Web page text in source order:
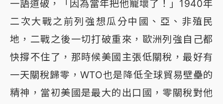
一語道破，「因為當年把他寵壞了！」1940年
二次大戰之前列強想瓜分中國、亞、非殖民
地，二戰之後一切打破重來，歐洲列強自己都
快撐不住了，那時候美國主張低關稅，最好有
一天關稅歸零，WTO也是降低全球貿易壁壘的
精神，當初美國是最大的出口國，零關稅對他